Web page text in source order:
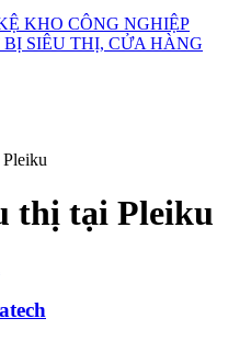
KHO CÔNG NGHIỆP
SIÊU THỊ, CỬA HÀNG
thị tại Pleiku